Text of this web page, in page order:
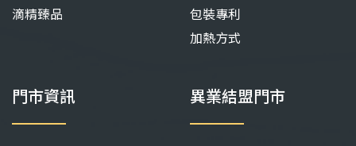
滴精臻品
包裝專利
加熱方式
門市資訊 異業結盟門市